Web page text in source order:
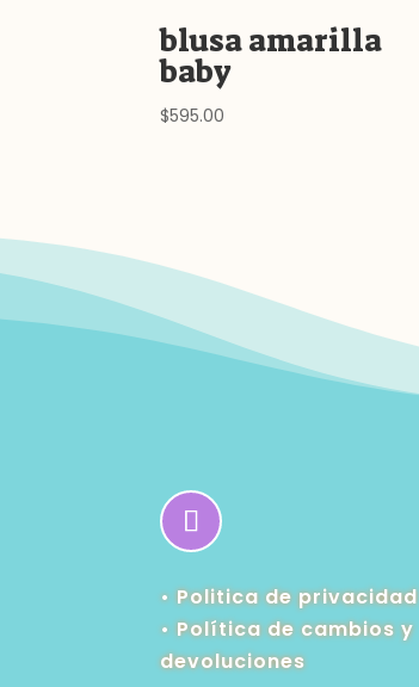
blusa amarilla
baby
$595.00
• Politica de privacidad
•Política de cambios y
devoluciones